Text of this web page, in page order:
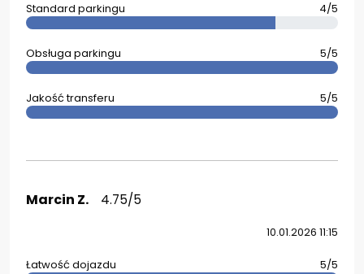
Standard parkingu 4/5
Obsługa parkingu 5/5
Jakość transferu 5/5
Marcin Z. 4.75/5
10.01.2026 11:15
Łatwość dojazdu 5/5